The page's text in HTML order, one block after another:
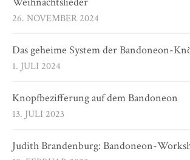
26. NOVEMBER 2024
Das geheime System der Bandoneon-
1. JULI 2024
Knopfbezifferung auf dem Bandoneon
13. JULI 2023
Judith Brandenburg: Bandoneon-